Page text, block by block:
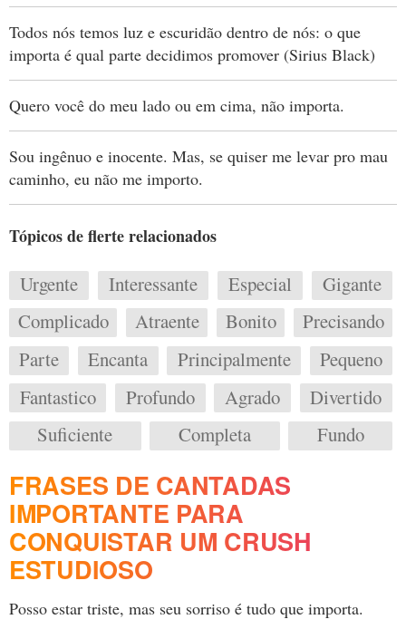
Todos nós temos luz e escuridão dentro de nós: o que
importa é qual parte decidimos promover (Sirius Black)
Quero você do meu lado ou em cima, não importa.
Sou ingênuo e inocente. Mas, se quiser me levar pro mau
caminho, eu não me importo.
Tópicos de flerte relacionados
Urgente Interessante Especial
Gigante
Complicado
Atraente Bonito
Precisando
Parte
Encanta Principalmente
Pequeno
Fantastico
Profundo Agrado
Divertido
Suficiente
Completa Fundo
FRASES DE CANTADAS
IMPORTANTE PARA
CONQUISTAR UM CRUSH
ESTUDIOSO
Posso estar triste, mas seu sorriso é tudo que importa.